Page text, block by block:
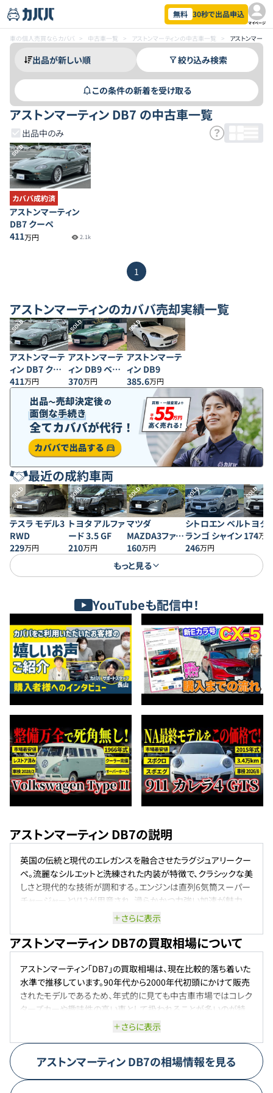
無料 30秒で出品申込
マイページ
車の個人売買ならカババ > 中古車一覧 > アストンマーティンの中古車一覧 > アストンマーテ
絞り込み検索
この条件の新着を受け取る
アストンマーティン DB7 の中古車一覧
出品中のみ
SOLD
カババ成約済
アストンマーティン
DB7 クーペ
411万円 2.1k
1
アストンマーティンのカババ売却実績一覧
SOLD
アストンマーテ
ィン DB7 クー
ペ
411万円
SOLD
アストンマーテ
ィン DB9 ベー
スグレード
370万円
SOLD
アストンマーテ
ィン DB9
385.6万円
最近の成約車両
SOLD
テスラ モデル3
RWD
229万円
SOLD
トヨタ アルファ
ード 3.5 GF
210万円
SOLD
マツダ
MAZDA3ファス
トバック 20S プ
ロアクティブ
160万円
SOLD
シトロエン ベル
ランゴ シャイン
246万円
SOLD
トヨタ
174万円
もっと見る
YouTubeも配信中！
アストンマーティン DB7の説明
英国の伝統と現代のエレガンスを融合させたラグジュアリークー
ペ。流麗なシルエットと洗練された内装が特徴で、クラシックな美
しさと現代的な技術が調和する。エンジンは直列6気筒スーパー
チャージャーとV12が用意され、滑らかかつ力強い加速が魅力。
日常での快適性とスポーツカーとしての走行性能を高次元で両
さらに表示
アストンマーティン DB7の買取相場について
アストンマーティン「DB7」の買取相場は、現在比較的落ち着いた
水準で推移しています。90年代から2000年代初頭にかけて販売
されたモデルであるため、年式的に見ても中古車市場ではコレク
ターズカーや趣味性の高い車として扱われることが多いのが特
徴です。しかし、DB7は生産台数が多めで流通量も一定数あるた
古い輸入車であることから、維持費やメンテナンスコストが高額
になる点も査定に影響しやすく、買取価格は状態や履歴によって
大きく差が出るのが実情です。特に、V12エンジン搭載モデルや、
さらに表示
アストンマーティンDB7の相場情報を見る